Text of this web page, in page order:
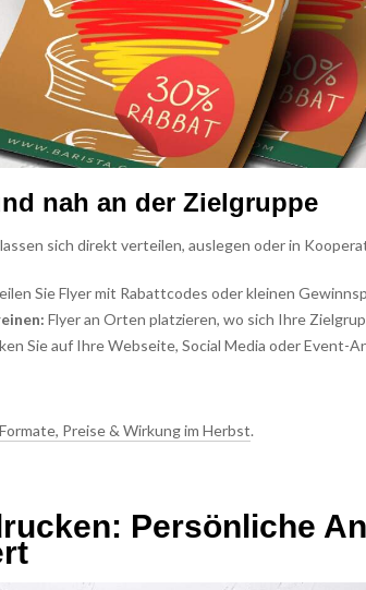
nah an der Zielgruppe
sich direkt verteilen, auslegen oder in
Sie Flyer mit Rabattcodes oder kleinen
Flyer an Orten platzieren, wo sich Ihre
Sie auf Ihre Webseite, Social Media oder Event-
Preise & Wirkung im Herbst.
Persönliche